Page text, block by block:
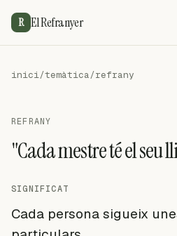
R El Refranyer
inici/temàtica/refrany
REFRANY
"Cada mestre té el seu
SIGNIFICAT
Cada persona sigueix